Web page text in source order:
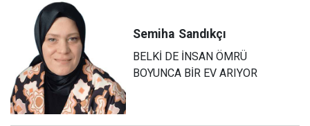
Semiha Sandıkçı
BELKİ DE İNSAN ÖMRÜ
BOYUNCA BİR EV ARIYOR